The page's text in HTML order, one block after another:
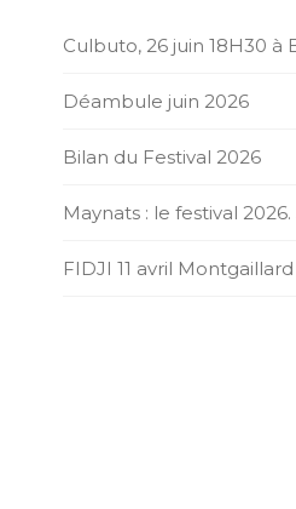
Culbuto, 26 juin 18H30 à
Déambule juin 2026
Bilan du Festival 2026
Maynats : le festival
FIDJI 11 avril Montgaillard